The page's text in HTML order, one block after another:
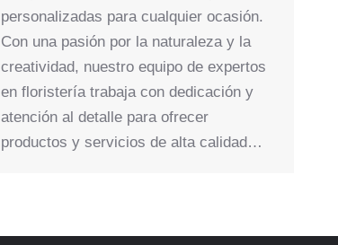
personalizadas para cualquier ocasión.
Con una pasión por la naturaleza y la
creatividad, nuestro equipo de expertos
en floristería trabaja con dedicación y
atención al detalle para ofrecer
productos y servicios de alta calidad…